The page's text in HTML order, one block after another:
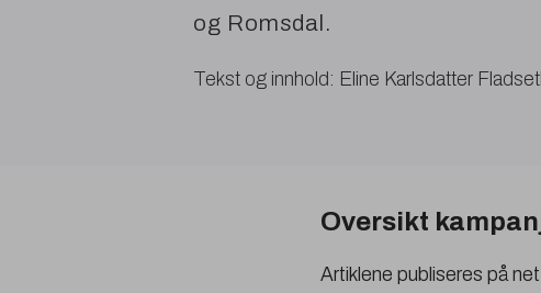
og Romsdal.
Tekst og innhold: Eline Karlsdatter
Oversikt
Artiklene publiseres på